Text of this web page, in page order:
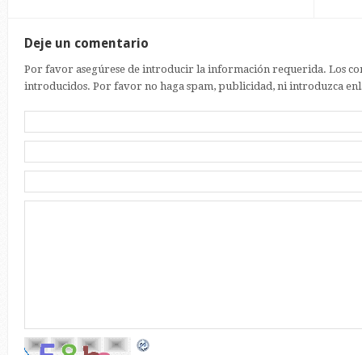
Deje un comentario
Por favor asegúrese de introducir la información requerida. Los
introducidos. Por favor no haga spam, publicidad, ni introduzca